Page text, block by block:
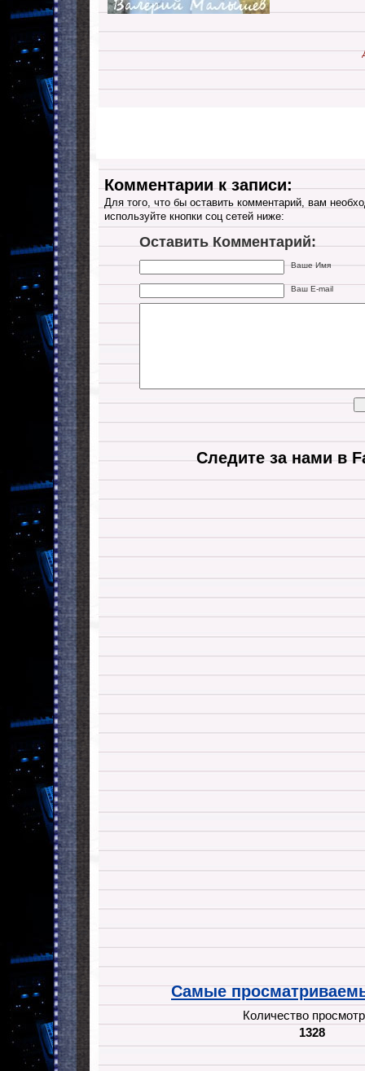
Комментарии к записи:
Для того, что бы оставить комментарий, вам
используйте кнопки соц сетей ниже:
Оставить Комментарий:
Ваше Имя
Ваш E-mail
Следите за нами в
Самые
Количество
1328